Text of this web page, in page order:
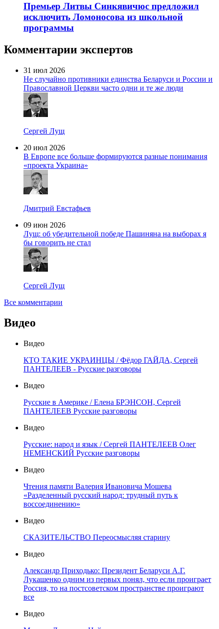
Премьер Литвы Синкявичюс предложил
исключить Ломоносова из школьной
программы
Комментарии экспертов
31 июл 2026
Не случайно противники единства Беларуси и России и
Православной Церкви часто одни и те же люди
Сергей Лущ
20 июл 2026
В Европе все больше формируются разные понимания
«проекта Украина»
Дмитрий Евстафьев
09 июн 2026
Лущ: об убедительной победе Пашиняна на выборах я
бы говорить не стал
Сергей Лущ
Все комментарии
Видео
Видео
КТО ТАКИЕ УКРАИНЦЫ / Фёдор ГАЙДА, Сергей
ПАНТЕЛЕЕВ - Русские разговоры
Видео
Русские в Америке / Елена БРЭНСОН, Сергей
ПАНТЕЛЕЕВ Русские разговоры
Видео
Русские: народ и язык / Сергей ПАНТЕЛЕЕВ Олег
НЕМЕНСКИЙ Русские разговоры
Видео
Чтения памяти Валерия Ивановича Мошева
«Разделенный русский народ: трудный путь к
воссоединению»
Видео
СКАЗИТЕЛЬСТВО Переосмысляя старину
Видео
Александр Приходько: Президент Беларуси А.Г.
Лукашенко одним из первых понял, что если проиграет
Россия, то на постсоветском пространстве проиграют
все
Видео